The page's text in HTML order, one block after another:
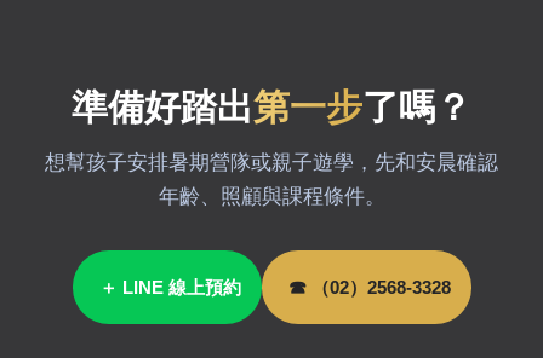
準備好踏出第一步了嗎？
想幫孩子安排暑期營隊或親子遊學，先和安晨確認
年齡、照顧與課程條件。
＋ LINE 線上預約 ☎ （02）2568-3328